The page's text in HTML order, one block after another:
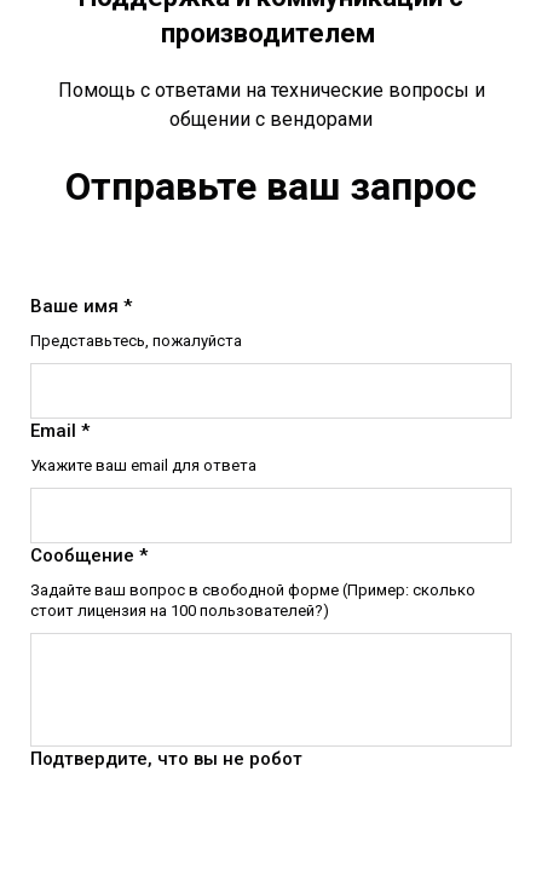
производителем
Помощь с ответами на технические вопросы и
общении с вендорами
Отправьте ваш запрос
Ваше имя *
Представьтесь, пожалуйста
Email *
Укажите ваш email для ответа
Сообщение *
Задайте ваш вопрос в свободной форме (Пример: сколько
стоит лицензия на 100 пользователей?)
Подтвердите, что вы не робот